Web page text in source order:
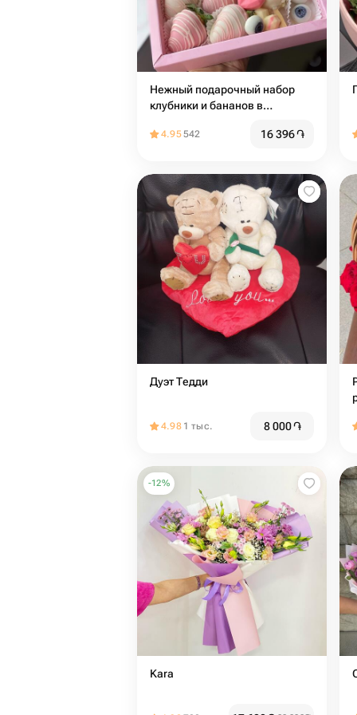
Нежный подарочный набор
клубники и бананов в
4.95542 16 396֏
Дуэт Тедди
4.98 1 тыс. 8 000֏
-12%
Kara